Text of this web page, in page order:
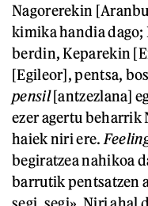
Nagorerekin
kimika handia
berdin, Keparekin
[Egileor], pentsa,
pensil[antzezlana]
ezer agertu beharrik
haiek niri ere.
begiratzea nahikoa
barrutik pentsatzen